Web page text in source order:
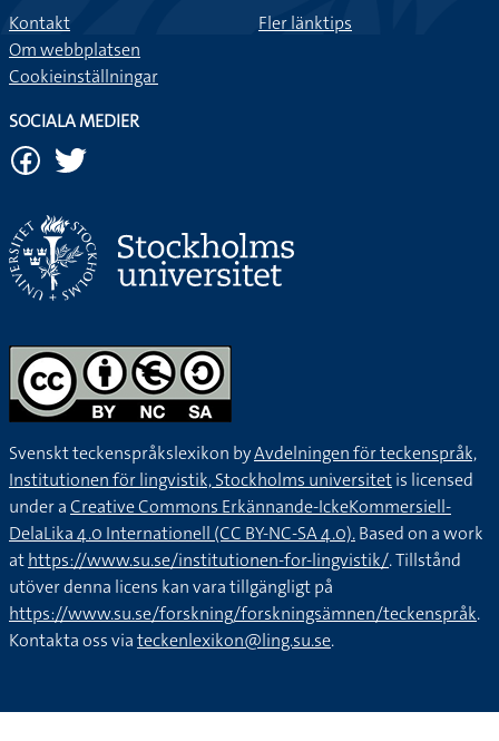
Kontakt
Om webbplatsen
Cookieinställningar
Fler länktips
SOCIALA MEDIER
Svenskt teckenspråkslexikon byAvdelningen för teckenspråk,
Institutionen för lingvistik, Stockholms universitetis licensed
under aCreative Commons Erkännande-IckeKommersiell-
DelaLika 4.0 Internationell (CC BY-NC-SA 4.0).Based on a work
athttps://www.su.se/institutionen-for-lingvistik/. Tillstånd
utöver denna licens kan vara tillgängligt på
https://www.su.se/forskning/forskningsämnen/teckenspråk.
Kontakta oss viateckenlexikon@ling.su.se.